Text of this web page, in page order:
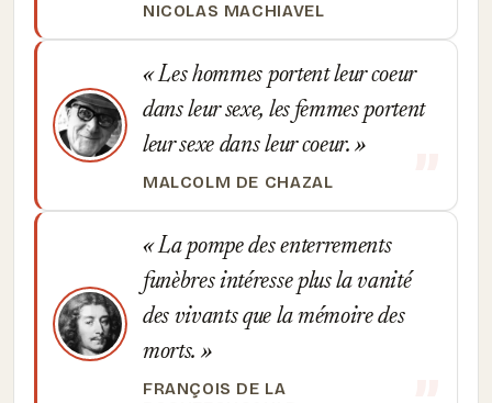
NICOLAS MACHIAVEL
Les hommes portent leur coeur
dans leur sexe, les femmes portent
leur sexe dans leur coeur.
MALCOLM DE CHAZAL
La pompe des enterrements
funèbres intéresse plus la vanité
des vivants que la mémoire des
morts.
FRANÇOIS DE LA